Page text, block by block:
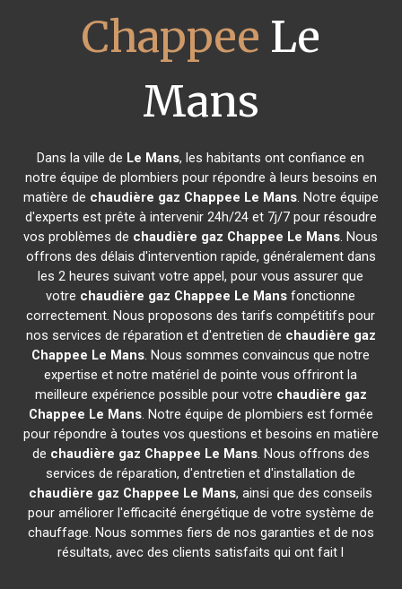
Chappee Le
Mans
Dans la ville de Le Mans, les habitants ont confiance en
notre équipe de plombiers pour répondre à leurs besoins en
matière de chaudière gaz Chappee Le Mans. Notre équipe
d'experts est prête à intervenir 24h/24 et 7j/7 pour résoudre
vos problèmes de chaudière gaz Chappee Le Mans. Nous
offrons des délais d'intervention rapide, généralement dans
les 2 heures suivant votre appel, pour vous assurer que
votre chaudière gaz Chappee Le Mans fonctionne
correctement. Nous proposons des tarifs compétitifs pour
nos services de réparation et d'entretien de chaudière gaz
Chappee Le Mans. Nous sommes convaincus que notre
expertise et notre matériel de pointe vous offriront la
meilleure expérience possible pour votre chaudière gaz
Chappee Le Mans. Notre équipe de plombiers est formée
pour répondre à toutes vos questions et besoins en matière
de chaudière gaz Chappee Le Mans. Nous offrons des
services de réparation, d'entretien et d'installation de
chaudière gaz Chappee Le Mans, ainsi que des conseils
pour améliorer l'efficacité énergétique de votre système de
chauffage. Nous sommes fiers de nos garanties et de nos
résultats, avec des clients satisfaits qui ont fait l